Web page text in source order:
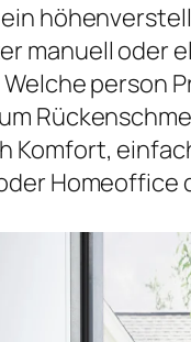
manuell oder
person
Komfort,
Homeoffice